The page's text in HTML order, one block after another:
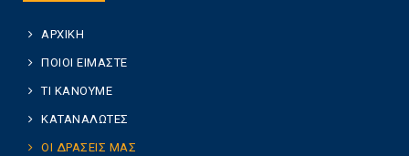
ΑΡΧΙΚΗ
ΠΟΙΟΙ ΕΙΜΑΣΤΕ
ΤΙ ΚΑΝΟΥΜΕ
ΚΑΤΑΝΑΛΩΤΕΣ
ΟΙ ΔΡΑΣΕΙΣ ΜΑΣ